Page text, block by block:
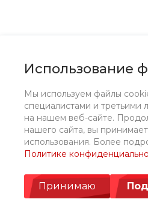
Использование
Мы используем файлы
специалистами и третьими
на нашем веб-сайте.
нашего сайта, вы
использования. Более
Политике
Принимаю